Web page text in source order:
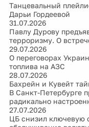
Танцевальный
Дарьи Гордеевой
31.07.2026
Павлу Дурову
терроризму. О
29.07.2026
О переговорах
топлива на АЗС
28.07.2026
Бахрейн и Кувейт
В Санкт-Петербурге
радикально
27.07.2026
ЦБ снизил ключевую